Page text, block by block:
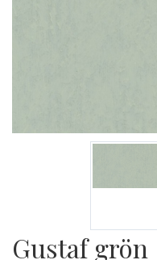
Gustaf grön